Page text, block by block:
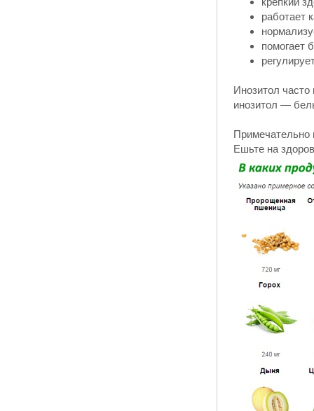
работает
помогает
Инозитол
инозитол —
Примечательно
Ешьте на